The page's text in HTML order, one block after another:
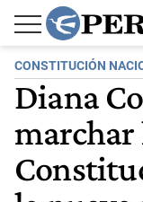
CONSTITUCIÓN
Diana
marchar